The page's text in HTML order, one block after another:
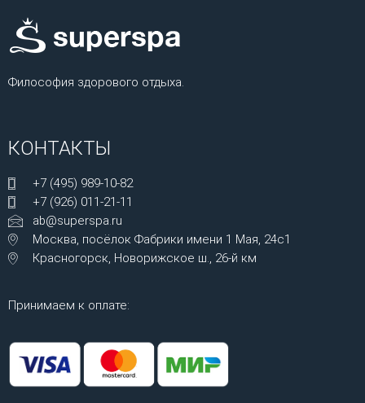
Философия здорового отдыха.
КОНТАКТЫ
+7 (495) 989-10-82
+7 (926) 011-21-11
ab@superspa.ru
Москва, посёлок Фабрики имени 1 Мая, 24с1
Красногорск, Новорижское ш., 26-й км
Принимаем к оплате: